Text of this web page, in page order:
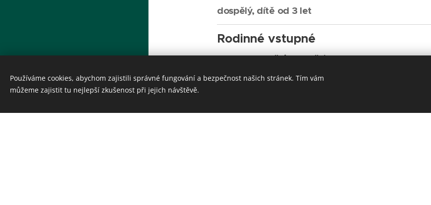
dospělý, dítě od 3 let
Rodinné vstupné
max. 2 dospělý a 2 děti
+další dítě
Hrady Českého středohoří, z.s.
Používáme cookies, abychom zajistili správné fungování a bezpečnost našich stránek. Tím vám
můžeme zajistit tu nejlepší zkušenost při jejich návštěvě.